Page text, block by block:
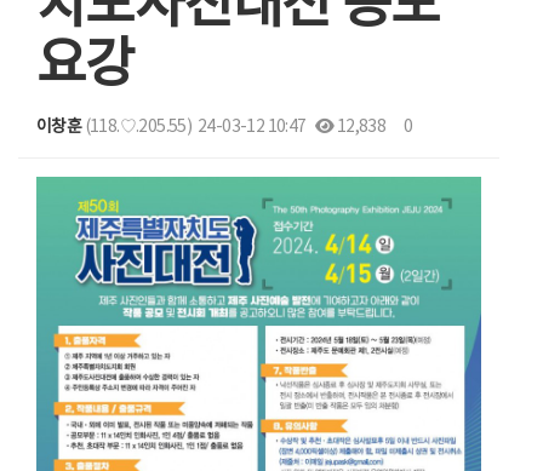
요강
이창훈(118.♡.205.55) 24-03-12 10:47 12,838 0
본문